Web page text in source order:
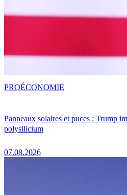
Panneaux solaires et puces : Trump
polysilicium
07.08.2026
PROÉCONOMIE